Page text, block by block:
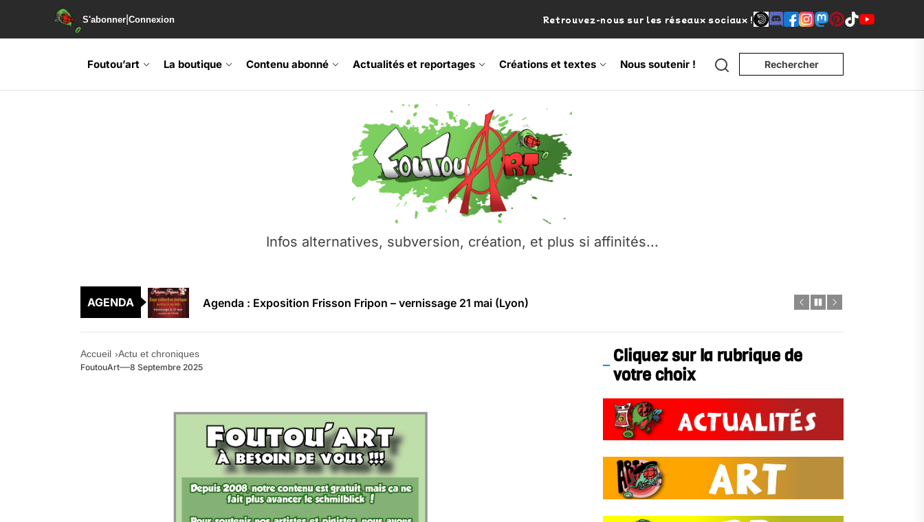
S'abonner Connexion Retrouvez-nous sur les réseaux sociaux !
Foutou’art La boutique Contenu abonné Actualités et reportages Créations et textes Nous soutenir ! Rechercher
Infos alternatives, subversion, création, et plus si affinités...
AGENDA
Agenda : Exposition Frisson Fripon – vernissage 21 mai (Lyon)
Retrouvez-nous au Bos’Tock Festival – Samedi 18 juillet (Vaulx-en-Velin)
Soirée de lancement – Ŝtono, un livre réalisé par Michaël Moretti & Pierre Lacôte
Agenda : Grand Rassemblement contre l’A412 à l’Établi (Haute-Savoie)
Accueil Actu et chroniques
FoutouArt 8 Septembre 2025
Cliquez sur la rubrique de
votre choix